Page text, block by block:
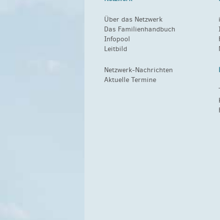
Über das Netzwerk
Das Familienhandbuch
Infopool
Leitbild
Netzwerk-Nachrichten
Aktuelle Termine